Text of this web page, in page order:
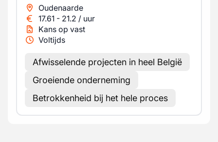
Oudenaarde
17.61 - 21.2 / uur
Kans op vast
Voltijds
Afwisselende projecten in heel België
Groeiende onderneming
Betrokkenheid bij het hele proces